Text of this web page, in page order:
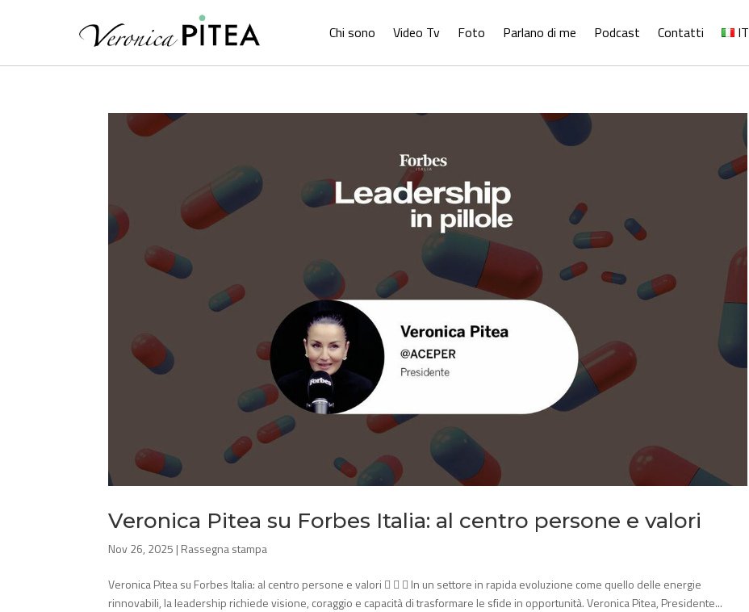
Chi sono Video Tv Foto Parlano di me Podcast Contatti IT
Veronica Pitea su Forbes Italia: al centro persone e valori
Nov 26, 2025 | Rassegna stampa
Veronica Pitea su Forbes Italia: al centro persone e valori    In un settore in rapida evoluzione come quello delle energie
rinnovabili, la leadership richiede visione, coraggio e capacità di trasformare le sfide in opportunità. Veronica Pitea, Presidente...